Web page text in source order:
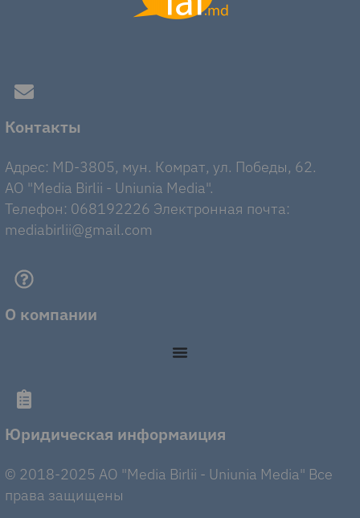
Контакты
Адрес: MD-3805, мун. Комрат, ул. Победы, 62.
AO "Media Birlii - Uniunia Media".
Телефон: 068192226 Электронная почта:
mediabirlii@gmail.com
О компании
Юридическая информаиция
© 2018-2025 AO "Media Birlii - Uniunia Media" Все
права защищены